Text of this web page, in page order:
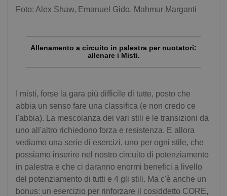
Foto: Alex Shaw, Emanuel Gido, Mahmur Marganti
Allenamento a circuito in palestra per nuotatori:
allenare i Misti.
I misti, forse la gara più difficile di tutte, posto che
abbia un senso fare una classifica (e non credo ce
l'abbia). La mescolanza dei vari stili e le transizioni da
uno all'altro richiedono forza e resistenza. E allora
vediamo una serie di esercizi, uno per ogni stile, che
possiamo inserire nel nostro circuito di potenziamento
in palestra e che ci daranno enormi benefici a livello
del potenziamento di tutti e 4 gli stili. Ma c'è anche un
bonus: un esercizio per rinforzare il cosiddetto CORE,